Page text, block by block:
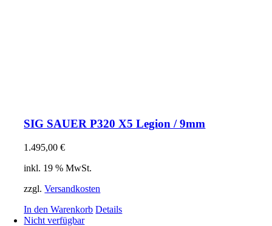
SIG SAUER P320 X5 Legion / 9mm
1.495,00€
inkl. 19 % MwSt.
zzgl.Versandkosten
In den Warenkorb Details
Nicht verfügbar